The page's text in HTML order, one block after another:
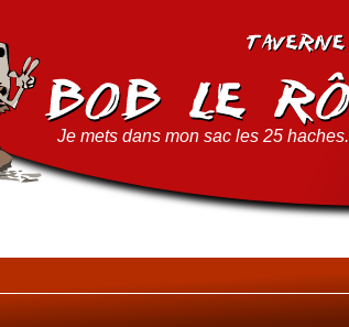
Je mets dans mon sac les 25 haches.